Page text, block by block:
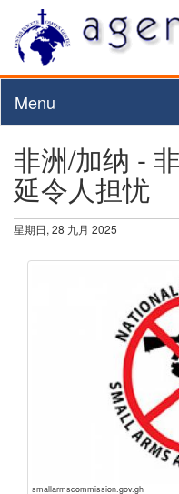
Menu
非洲/加纳 -
延令人担忧
星期日, 28 九月 2025
smallarmscommission.gov.gh